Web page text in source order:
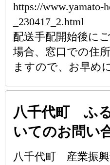
https://www.yamato-
_230417_2.html
配送手配開始後に
場合、窓口での住
ますので、お早め
八千代町 ふ
いてのお問い
八千代町 産業振